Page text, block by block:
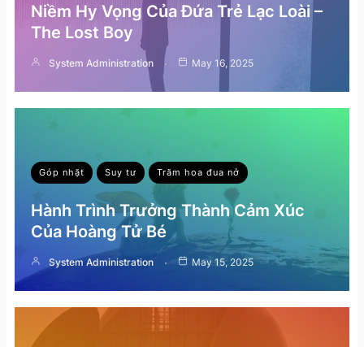
Niềm Hy Vọng Của Đứa Trẻ Lạc Loài –
The Lost Boy
System Administration May 16, 2025
Góp nhặt Suy tư Trăm hoa đua nở
Hành Trình Trưởng Thành Cảm Xúc
Của Hoàng Tử Bé
System Administration May 15, 2025